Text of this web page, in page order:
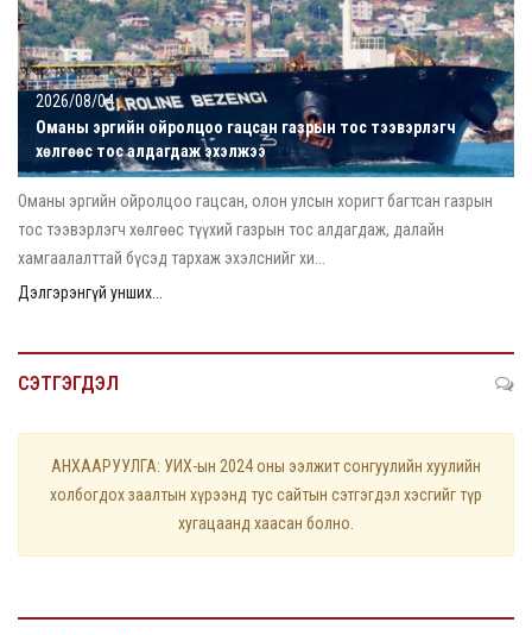
2026/08/04
Оманы эргийн ойролцоо гацсан газрын тос тээвэрлэгч
хөлгөөс тос алдагдаж эхэлжээ
Оманы эргийн ойролцоо гацсан, олон улсын хоригт багтсан газрын
тос тээвэрлэгч хөлгөөс түүхий газрын тос алдагдаж, далайн
хамгаалалттай бүсэд тархаж эхэлснийг хи...
Дэлгэрэнгүй унших...
СЭТГЭГДЭЛ
АНХААРУУЛГА: УИХ-ын 2024 оны ээлжит сонгуулийн хуулийн
холбогдох заалтын хүрээнд тус сайтын сэтгэгдэл хэсгийг түр
хугацаанд хаасан болно.